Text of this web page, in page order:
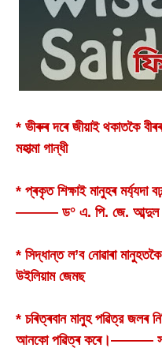
* ভীৰুৰ দৰে জীয়াই থকাতকৈ
মহাত্মা গান্ধী
* প্ৰকৃত শিক্ষাই মানুহৰ মৰ্য্যদা
——— ড° এ. পি. জে. আব্দুল
* সিদ্ধান্ত ল’ব নোৱাৰা
উইলিয়াম জেমছ
* চৰিত্ৰবান মানুহ পৱিত্র জলৰ
আনকো পৱিত্ৰ কৰে।———